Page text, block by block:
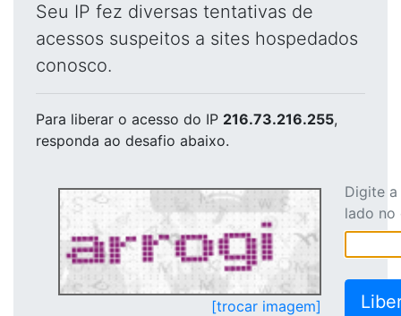
Seu IP fez diversas tentativas de
acessos suspeitos a sites hospedados
conosco.
Para liberar o acesso do IP 216.73.216.255,
responda ao desafio abaixo.
[trocar imagem]
Digite
lado no